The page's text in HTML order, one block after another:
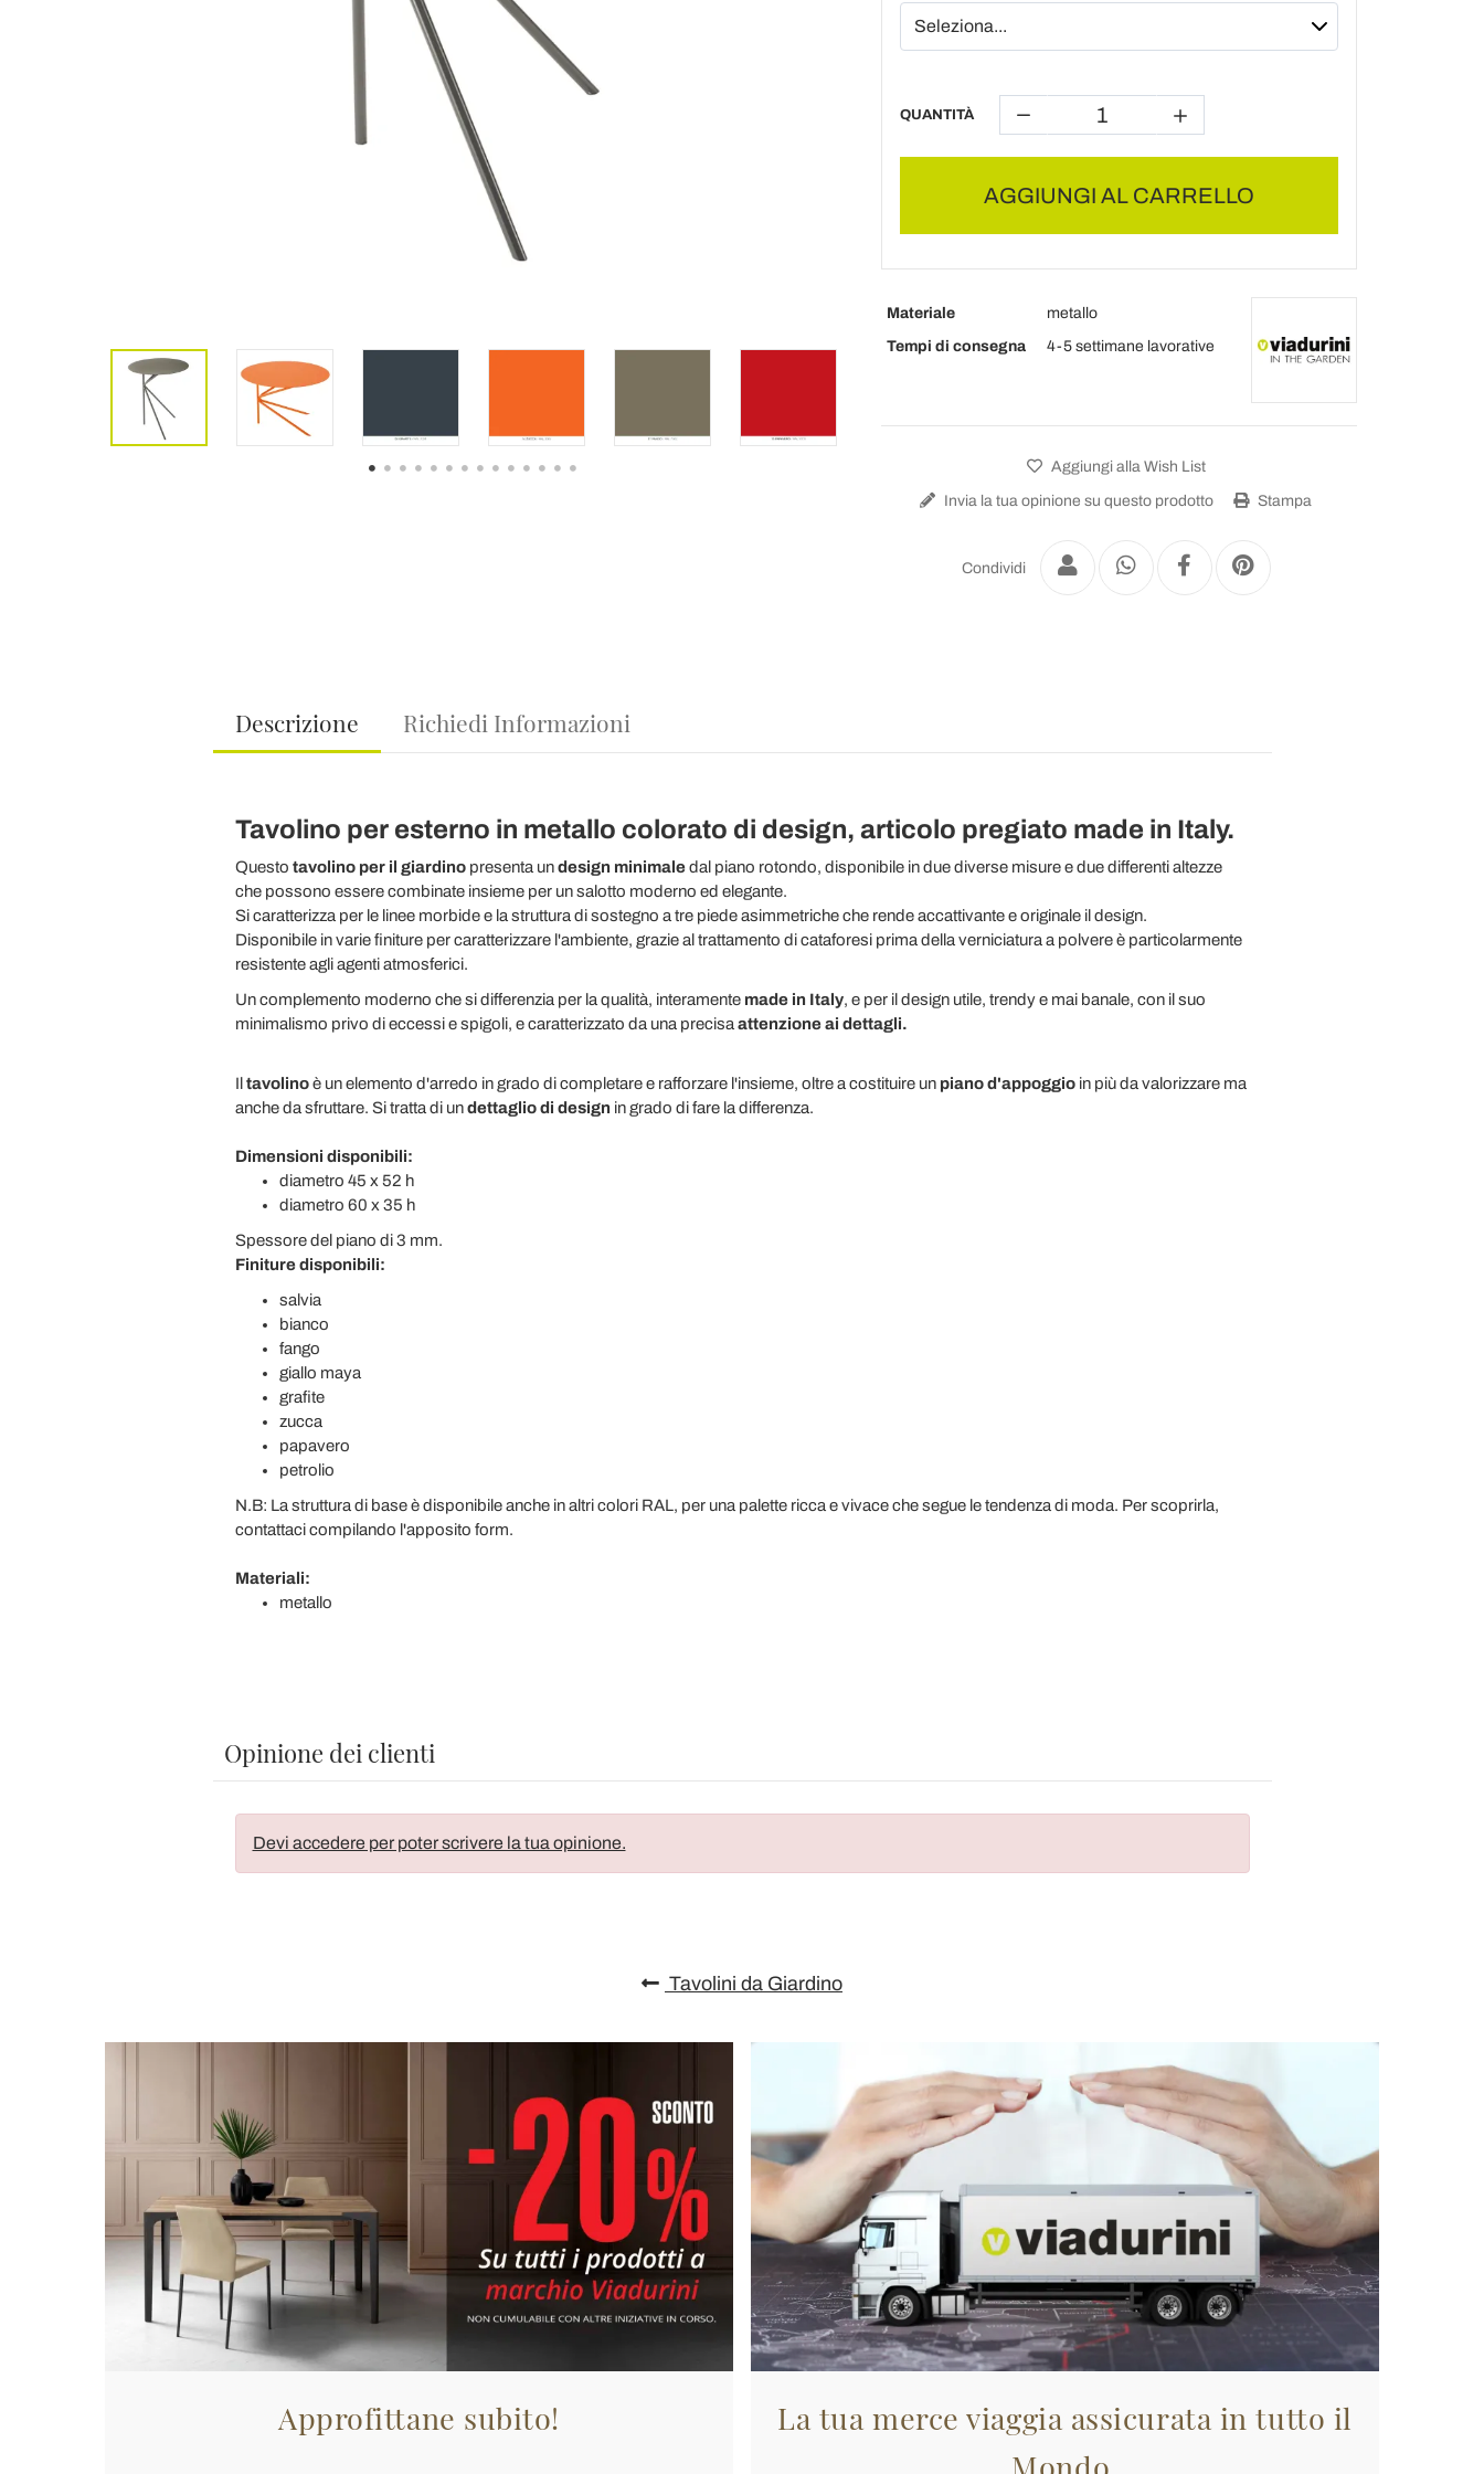
QUANTITÀ
AGGIUNGI AL CARRELLO
Materiale
metallo
Tempi di consegna
4-5 settimane lavorative
Aggiungi alla Wish List
Invia la tua opinione su questo prodotto Stampa
Condividi
Descrizione Richiedi Informazioni
Tavolino per esterno in metallo colorato di design, articolo pregiato made in Italy.
Questo tavolino per il giardinopresenta undesign minimaledal piano rotondo, disponibile in due diverse misure e due differenti altezze
che possono essere combinate insieme per un salotto moderno ed elegante.
Si caratterizza per le linee morbide e la struttura di sostegno a tre piede asimmetriche che rende accattivante e originale il design.
Disponibile in varie finiture per caratterizzare l'ambiente, grazie al trattamento di cataforesi prima della verniciatura a polvere è particolarmente
resistente agli agenti atmosferici.
Un complemento moderno che si differenzia per la qualità, interamente made in Italy, e per il design utile, trendy e mai banale, con il suo
minimalismo privo di eccessi e spigoli, e caratterizzato da una precisa attenzione ai dettagli.
Il tavolinoè un elemento d'arredo in grado di completare e rafforzare l'insieme, oltre a costituire un piano d'appoggioin più da valorizzare ma
anche da sfruttare. Si tratta di undettaglio di design in grado di fare la differenza.
Dimensioni disponibili:
diametro 45 x 52 h
diametro 60 x 35 h
Spessore del piano di 3 mm.
Finiture disponibili:
salvia
bianco
fango
giallo maya
grafite
zucca
papavero
petrolio
N.B: La struttura di base è disponibile anche in altri colori RAL, per una palette ricca e vivace che segue le tendenza di moda. Per scoprirla,
contattaci compilando l'apposito form.
Materiali:
metallo
Opinione dei clienti
Devi accedere per poter scrivere la tua opinione.
Tavolini da Giardino
Approfittane subito!
La tua merce viaggia assicurata in tutto il